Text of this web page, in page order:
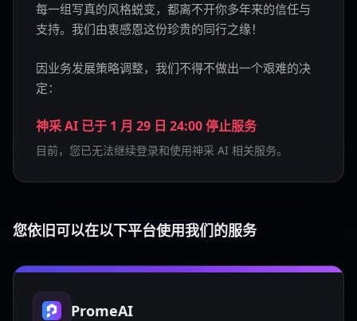
每一组写真的风格蜕变，都离不开你多年来的信任与
支持。我们由衷感恩这份珍贵的同行之缘！
因业务发展策略调整，我们不得不做出一个艰难的决
定：
神采 AI 已于 1 月 29 日 24:00 停止服务
目前，您已无法继续登录和使用神采 AI 相关服务。
您依旧可以在以下平台使用我们的服务
PromeAI